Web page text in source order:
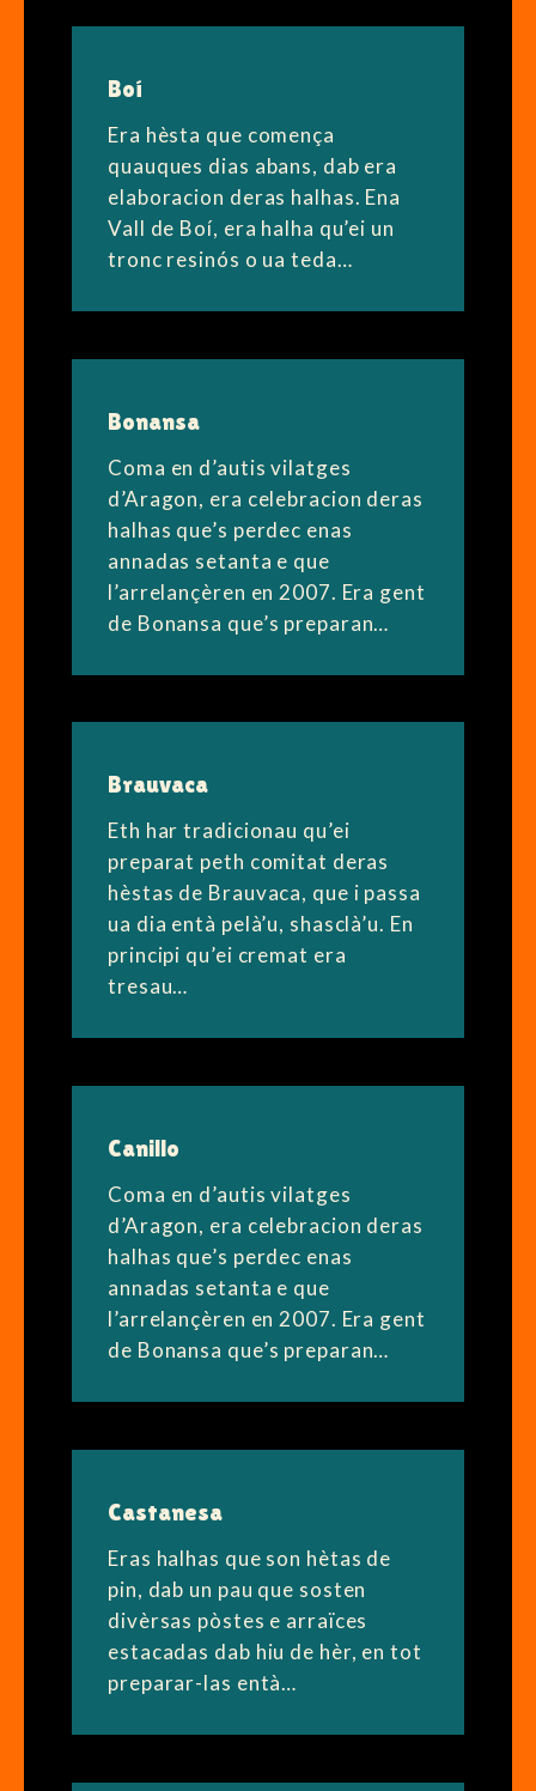
Boí
Era hèsta que comença
quauques dias abans, dab era
elaboracion deras halhas. Ena
Vall de Boí, era halha qu’ei un
tronc resinós o ua teda…
Bonansa
Coma en d’autis vilatges
d’Aragon, era celebracion deras
halhas que’s perdec enas
annadas setanta e que
l’arrelançèren en 2007. Era gent
de Bonansa que’s preparan…
Brauvaca
Eth har tradicionau qu’ei
preparat peth comitat deras
hèstas de Brauvaca, que i passa
ua dia entà pelà’u, shasclà’u. En
principi qu’ei cremat era
tresau…
Canillo
Coma en d’autis vilatges
d’Aragon, era celebracion deras
halhas que’s perdec enas
annadas setanta e que
l’arrelançèren en 2007. Era gent
de Bonansa que’s preparan…
Castanesa
Eras halhas que son hètas de
pin, dab un pau que sosten
divèrsas pòstes e arraïces
estacadas dab hiu de hèr, en tot
preparar-las entà…